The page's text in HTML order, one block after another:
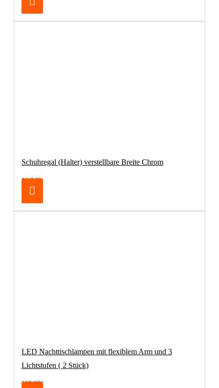
Schuhregal (Halter) verstellbare Breite Chrom
14,24€
LED Nachttischlampen mit flexiblem Arm und 3
Lichtstufen ( 2 Stück)
100,00€